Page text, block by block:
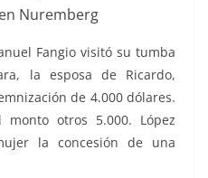
Nuremberg
Fangio visitó su tumba
la esposa de Ricardo,
de 4.000 dólares.
otros 5.000. López
la concesión de una